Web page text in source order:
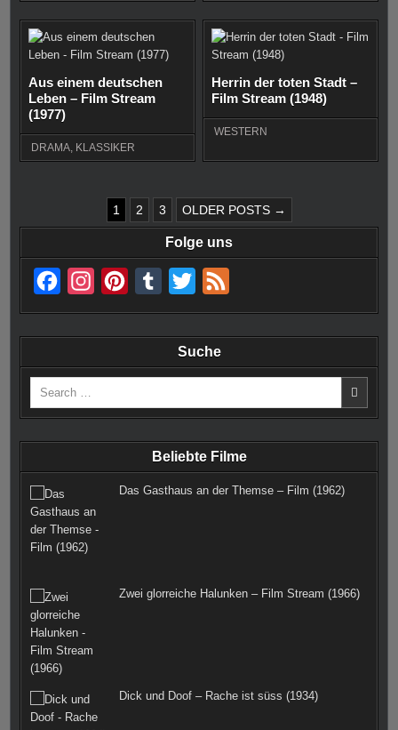
Aus einem deutschen
Leben – Film Stream
(1977)
DRAMA, KLASSIKER
Herrin der toten Stadt –
Film Stream (1948)
WESTERN
SEITENNUMMERIERUNG
DER
BEITRÄGE
1 2 3 OLDER POSTS →
Folge uns
c
b
o
o
s
g
r
n
r
e
t
m
r
i
t
e
r
e
Suche
Beliebte Filme
Das Gasthaus an der Themse – Film (1962)
Zwei glorreiche Halunken – Film Stream (1966)
Dick und Doof – Rache ist süss (1934)